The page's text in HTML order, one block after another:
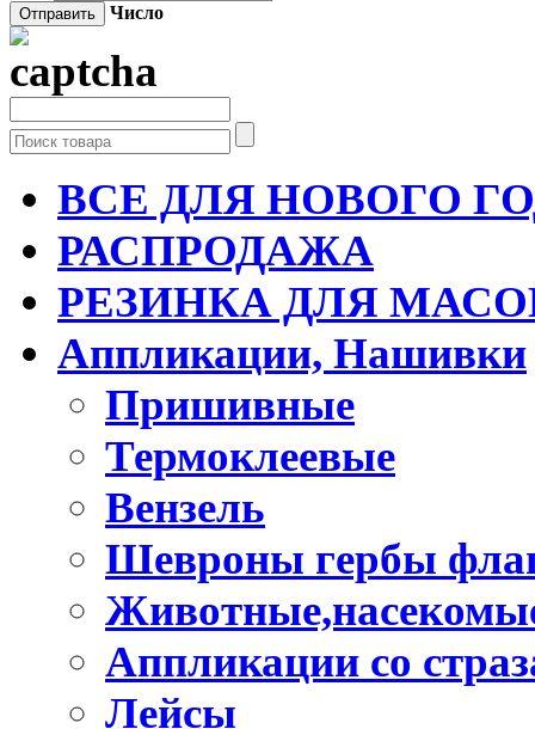
Число
ВСЕ ДЛЯ НОВОГО
РАСПРОДАЖА
РЕЗИНКА ДЛЯ
Аппликации, Нашивки
Пришивные
Термоклеевые
Вензель
Шевроны гербы
Аппликации со
Лейсы